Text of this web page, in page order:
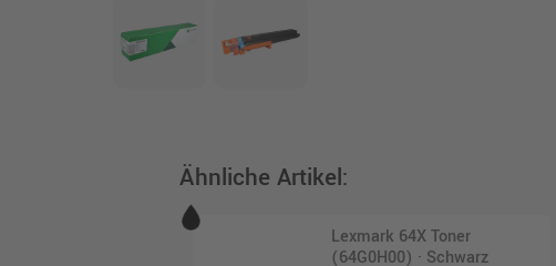
Ähnliche Artikel:
Lexmark 64X Toner
(64G0H00) · Schwarz